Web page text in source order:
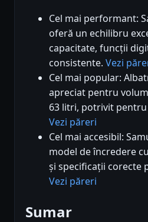
Cel mai performant:
oferă un echilibru
capacitate, funcții
consistente. Vezi
Cel mai popular:
apreciat pentru
63 litri, potrivit
Vezi păreri
Cel mai accesibil:
model de încredere
și specificații corecte
Vezi păreri
Sumar